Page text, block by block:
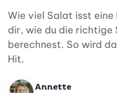
Wie viel Salat isst
dir, wie du die richtige
berechnest. So wird
Hit.
Annette